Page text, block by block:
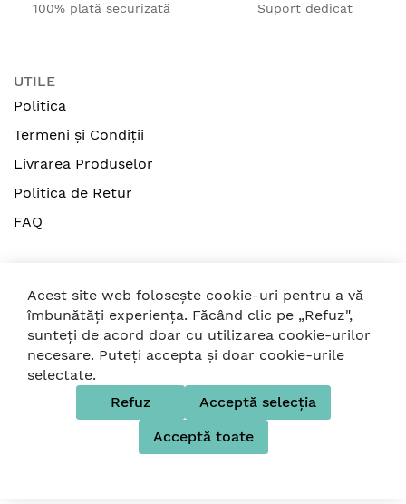
100% plată securizată
Suport dedicat
UTILE
Politica
Termeni și Condiții
Livrarea Produselor
Politica de Retur
FAQ
© 2026 Strollers. Toate drepturile rezervate
Acest site web folosește cookie-uri pentru a vă
îmbunătăți experiența. Făcând clic pe „Refuz",
sunteți de acord doar cu utilizarea cookie-urilor
necesare. Puteți accepta și doar cookie-urile
selectate.
Refuz
Acceptă selecția
Acceptă toate